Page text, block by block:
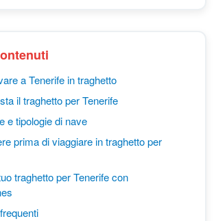
a Tenerife in traghetto
il traghetto per Tenerife
e tipologie di nave
prima di viaggiare in traghetto per
traghetto per Tenerife con